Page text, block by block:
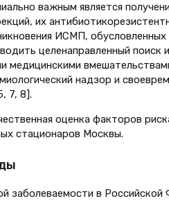
важным является
их
ИСМП, обусловленных
целенаправленный
медицинскими
надзор и
7, 8].
оценка факторов
стационаров Москвы.
заболеваемости в